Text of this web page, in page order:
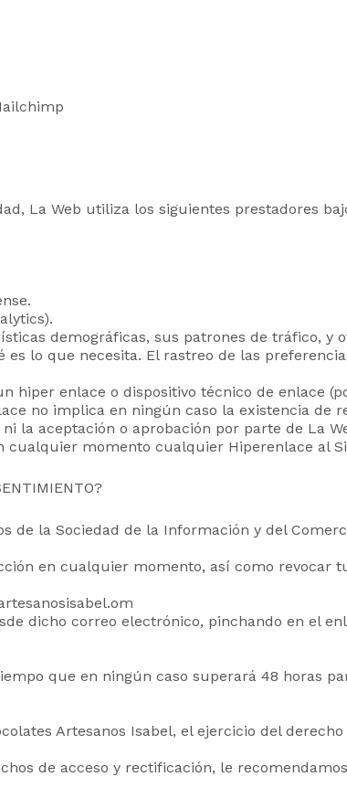
La Web utiliza los siguientes prestadores
demográficas, sus patrones de tráfico, y
lo que necesita. El rastreo de las
enlace o dispositivo técnico de enlace
no implica en ningún caso la existencia de
la aceptación o aprobación por parte de La
cualquier momento cualquier Hiperenlace al
de la Sociedad de la Información y del
en cualquier momento, así como revocar
dicho correo electrónico, pinchando en el
que en ningún caso superará 48 horas
Artesanos Isabel, el ejercicio del
de acceso y rectificación, le